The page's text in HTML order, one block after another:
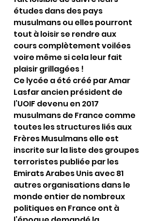
études dans des pays
musulmans ou elles pourront
tout à loisir se rendre aux
cours complètement voilées
voire même si cela leur fait
plaisir grillagées !
Ce lycée a été créé par Amar
Lasfar ancien président de
l’UOIF devenu en 2017
musulmans de France comme
toutes les structures liés aux
Frères Musulmans elle est
inscrite sur la liste des groupes
terroristes publiée par les
Emirats Arabes Unis avec 81
autres organisations dans le
monde entier de nombreux
politiques en France ont à